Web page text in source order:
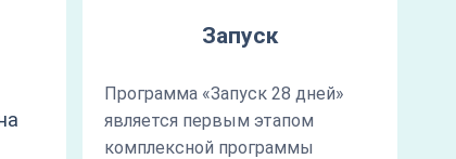
Запуск
Программа «Запуск 28 дней»
является первым этапом
комплексной программы